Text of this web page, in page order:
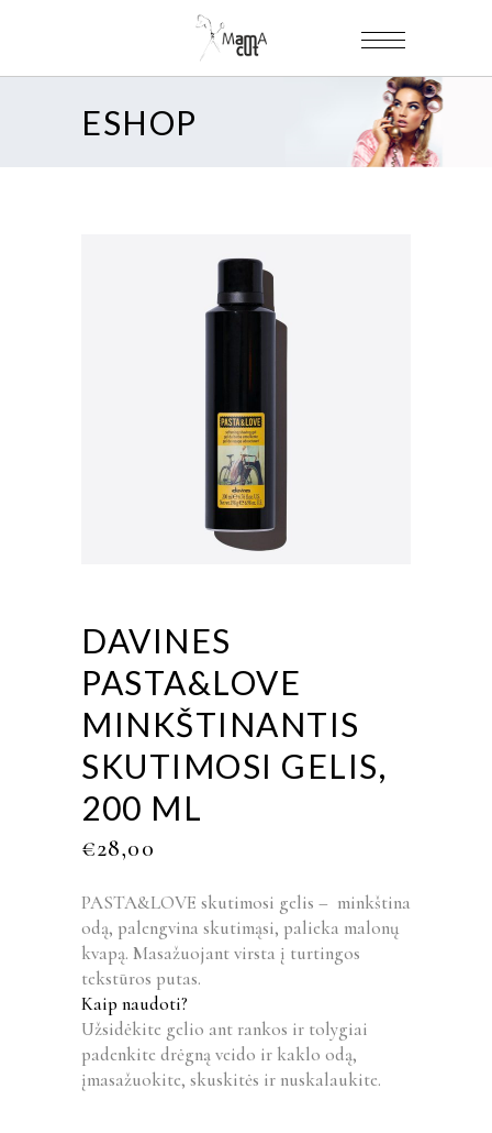
ESHOP
DAVINES
PASTA&LOVE
MINKŠTINANTIS
SKUTIMOSI GELIS,
200 ML
€28,00
PASTA&LOVE skutimosi gelis – minkština
odą, palengvina skutimąsi, palieka malonų
kvapą. Masažuojant virsta į turtingos
tekstūros putas.
Kaip naudoti?
Užsidėkite gelio ant rankos ir tolygiai
padenkite drėgną veido ir kaklo odą,
įmasažuokite, skuskitės ir nuskalaukite.